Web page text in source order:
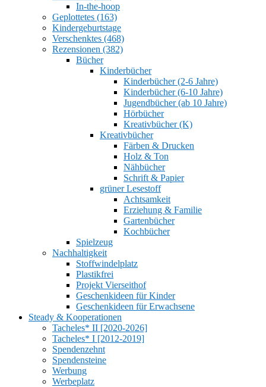
In-the-hoop
Geplottetes (163)
Kindergeburtstage
Verschenktes (468)
Rezensionen (382)
Bücher
Kinderbücher
Kinderbücher (2-6 Jahre)
Kinderbücher (6-10 Jahre)
Jugendbücher (ab 10 Jahre)
Hörbücher
Kreativbücher (K)
Kreativbücher
Färben & Drucken
Holz & Ton
Nähbücher
Schrift & Papier
grüner Lesestoff
Achtsamkeit
Erziehung & Familie
Gartenbücher
Kochbücher
Spielzeug
Nachhaltigkeit
Stoffwindelplatz
Plastikfrei
Projekt Vierseithof
Geschenkideen für Kinder
Geschenkideen für Erwachsene
Steady & Kooperationen
Tacheles* II [2020-2026]
Tacheles* I [2012-2019]
Spendenzehnt
Spendensteine
Werbung
Werbeplatz